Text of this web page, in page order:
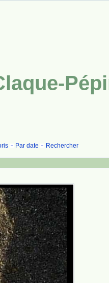
Par date Rechercher